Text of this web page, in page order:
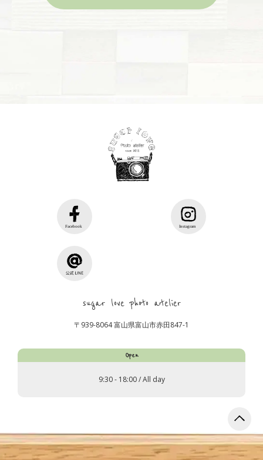
sugar love photo atelier
〒939-8064 富山県富山市赤田847-1
Open
9:30 - 18:00 / All day